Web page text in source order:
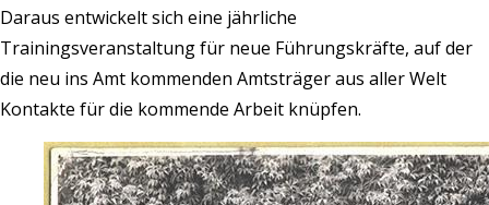
Daraus entwickelt sich eine jährliche
Trainingsveranstaltung für neue Führungskräfte, auf der
die neu ins Amt kommenden Amtsträger aus aller Welt
Kontakte für die kommende Arbeit knüpfen.